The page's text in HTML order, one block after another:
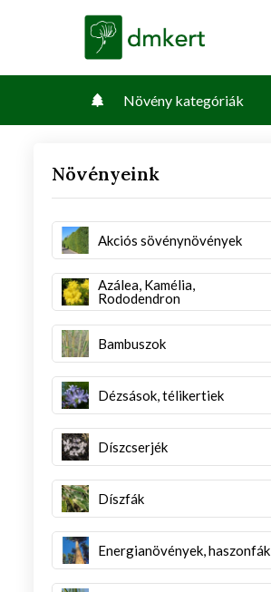
Növény kategóriák
Növényeink
Akciós sövénynövények
Azálea, Kamélia,
Rododendron
Bambuszok
Dézsások, télikertiek
Díszcserjék
Díszfák
Energianövények, haszonfák